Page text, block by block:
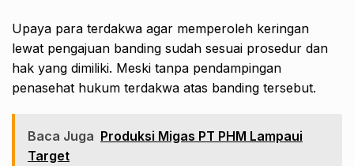
Upaya para terdakwa agar memperoleh keringan
lewat pengajuan banding sudah sesuai prosedur dan
hak yang dimiliki. Meski tanpa pendampingan
penasehat hukum terdakwa atas banding tersebut.
Baca Juga Produksi Migas PT PHM Lampaui
Target